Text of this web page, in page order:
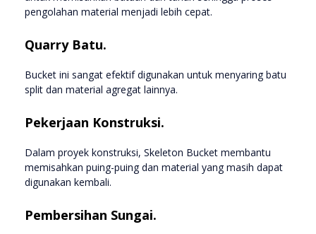
pengolahan material menjadi lebih cepat.
Quarry Batu.
Bucket ini sangat efektif digunakan untuk menyaring batu
split dan material agregat lainnya.
Pekerjaan Konstruksi.
Dalam proyek konstruksi, Skeleton Bucket membantu
memisahkan puing-puing dan material yang masih dapat
digunakan kembali.
Pembersihan Sungai.